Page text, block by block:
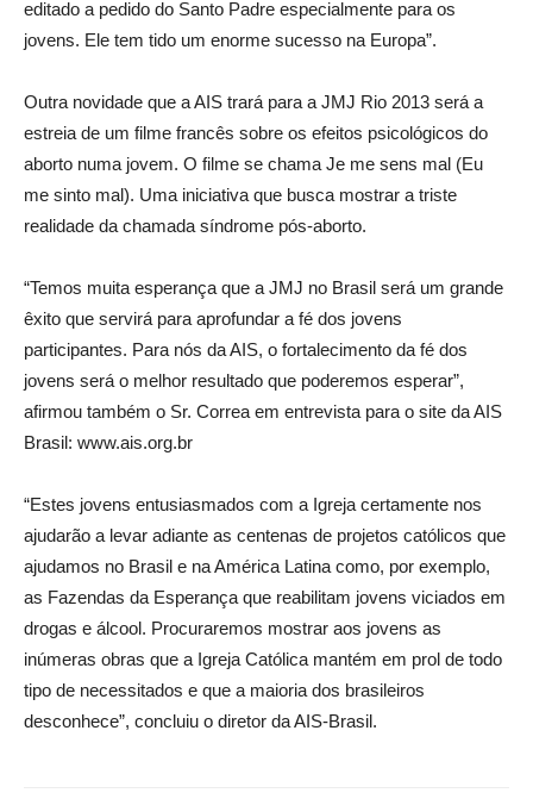
editado a pedido do Santo Padre especialmente para os
jovens. Ele tem tido um enorme sucesso na Europa”.
Outra novidade que a AIS trará para a JMJ Rio 2013 será a
estreia de um filme francês sobre os efeitos psicológicos do
aborto numa jovem. O filme se chama Je me sens mal (Eu
me sinto mal). Uma iniciativa que busca mostrar a triste
realidade da chamada síndrome pós-aborto.
“Temos muita esperança que a JMJ no Brasil será um grande
êxito que servirá para aprofundar a fé dos jovens
participantes. Para nós da AIS, o fortalecimento da fé dos
jovens será o melhor resultado que poderemos esperar”,
afirmou também o Sr. Correa em entrevista para o site da AIS
Brasil: www.ais.org.br
“Estes jovens entusiasmados com a Igreja certamente nos
ajudarão a levar adiante as centenas de projetos católicos que
ajudamos no Brasil e na América Latina como, por exemplo,
as Fazendas da Esperança que reabilitam jovens viciados em
drogas e álcool. Procuraremos mostrar aos jovens as
inúmeras obras que a Igreja Católica mantém em prol de todo
tipo de necessitados e que a maioria dos brasileiros
desconhece”, concluiu o diretor da AIS-Brasil.